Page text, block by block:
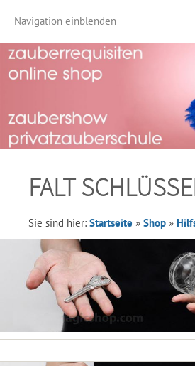
Navigation einblenden
FALT
Sie sind hier: Startseite » Shop »